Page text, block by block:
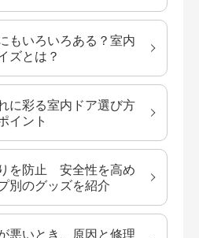
もいろいろある？室内
ズとは？
に彩る室内ドア選び方
イント
を防止 安全性を高め
別のグッズを紹介
悪いとき、原因と修理